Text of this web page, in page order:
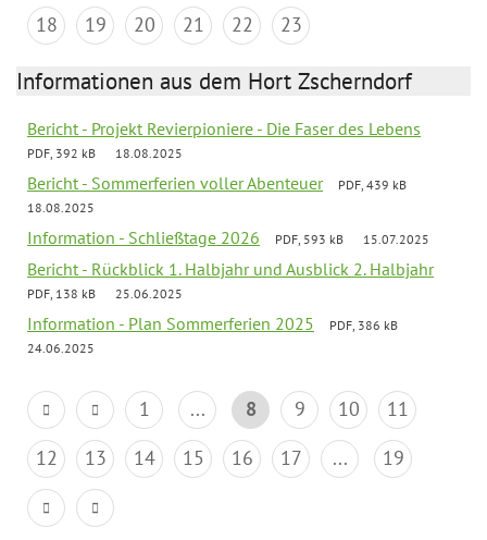
18
19 20 21 22 23
Informationen aus dem Hort Zscherndorf
Bericht - Projekt Revierpioniere - Die Faser des Lebens
PDF, 392 kB 18.08.2025
Bericht - Sommerferien voller Abenteuer
PDF, 439 kB
18.08.2025
Information - Schließtage 2026 PDF, 593 kB 15.07.2025
Bericht - Rückblick 1. Halbjahr und Ausblick 2. Halbjahr
PDF, 138 kB 25.06.2025
Information - Plan Sommerferien 2025
PDF, 386 kB
24.06.2025
1 ... 8 9 10
11
12
13 14 15 16 17 ... 19